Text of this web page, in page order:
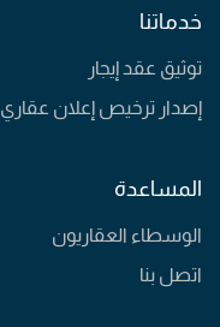
خدماتنا
توثيق عقد إيجار
إصدار ترخيص إعلان عقاري
المساعدة
الوسطاء العقاريون
اتصل بنا